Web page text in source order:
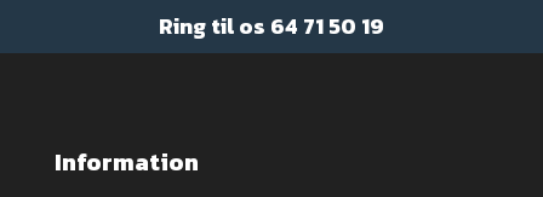
Ring til os 64 71 50 19
Information